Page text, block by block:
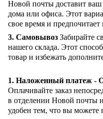
Новой почты доставит ваш
дома или офиса. Этот
свое время и
3. Самовывоз Забирайте
нашего склада. Этот
товар и избежать
1. Наложенный платеж -
Оплачивайте заказ
в отделении Новой почты
удобен тем, что вы можете